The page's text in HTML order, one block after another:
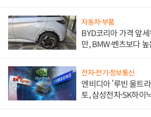
자동차·부품
BYD코리아 가격 앞
만, BMW·벤츠보다
전자·전기·정보통신
엔비디아 '루빈 울트
토, 삼성전자·SK하